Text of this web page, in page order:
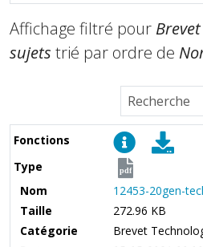
Affichage filtré pour
sujets trié par ordre de
Fonctions
Type
pdf
Nom
12453-20gen-
Taille
272.96 KB
Catégorie
Brevet